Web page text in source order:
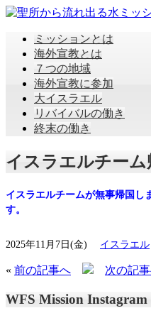
ミッションとは
海外宣教とは
７つの地域
海外宣教に参加
大イスラエル
リバイバルの働き
終末の働き
イスラエルチーム
イスラエルチームが無事帰国し
す。
2025年11月7日(金) イスラエル
« 前の記事へ 次の記
WFS Mission Instagram